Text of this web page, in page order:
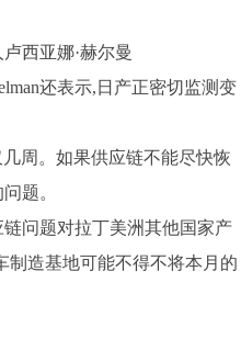
卢西亚娜·赫尔曼
还表示,日产正密切监测变
周。如果供应链不能尽快恢
题。
问题对拉丁美洲其他国家产
制造基地可能不得不将本月的